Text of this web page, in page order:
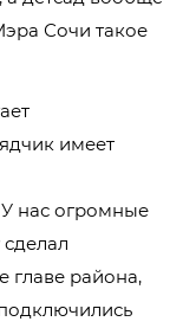
Сочи такое
имеет
нас огромные
главе района,